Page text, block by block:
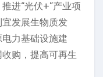
进“光伏+”产业项
发展生物质发
力基础设施建
购，提高可再生